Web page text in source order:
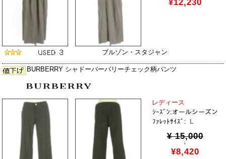
¥12,230
ブルゾン・スタジャン
BURBERRY シャドーバーバリーチェック柄パンツ
レディース
ｼｰｽﾞﾝ:オールシーズン
ﾌｧﾚｯﾄｻｲｽﾞ:
L
¥ 15,000
↓
¥8,420